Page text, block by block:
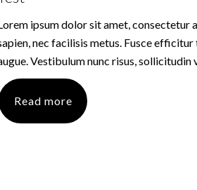
ipsum dolor sit amet, consectetur
nec facilisis metus. Fusce
Vestibulum nunc risus,
Read more